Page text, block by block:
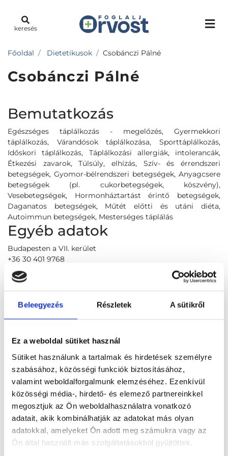
Beleegyezés Részletek A sütikről
Ez a weboldal sütiket használ
Sütiket használunk a tartalmak és hirdetések személyre
szabásához, közösségi funkciók biztosításához,
valamint weboldalforgalmunk elemzéséhez. Ezenkívül
közösségi média-, hirdető- és elemező partnereinkkel
megosztjuk az Ön weboldalhasználatra vonatkozó
adatait, akik kombinálhatják az adatokat más olyan
adatokkal, amelyeket Ön adott meg számukra vagy az
Ön által használt más szolgáltatásokból gyűjtöttek.
keresés
Főoldal Dietetikusok Csobánczi Pálné
Csobánczi Pálné
Bemutatkozás
Egészséges táplálkozás - megelőzés, Gyermekkori
táplálkozás, Várandósok táplálkozása, Sporttáplálkozás,
Időskori táplálkozás, Táplálkozási allergiák, intolerancák,
Étkezési zavarok, Túlsúly, elhízás, Szív- és érrendszeri
betegségek, Gyomor-bélrendszeri betegségek, Anyagcsere
betegségek (pl. cukorbetegségek, köszvény),
Vesebetegségek, Hormonháztartást érintő betegségek,
Daganatos betegségek, Műtét előtti és utáni diéta,
Autoimmun betegségek, Mesterséges táplálás
Egyéb adatok
Budapesten a VII. kerület
+36 30 401 9768
csobimari555@freemail.hu
Foglalj időpontot megbízható
Válassz helyszínt